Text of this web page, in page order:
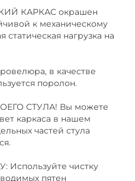
КАРКАС окрашен
к механическому
нагрузка на
в качестве
поролон.
СТУЛА! Вы можете
каркаса в нашем
частей стула
чистку
пятен